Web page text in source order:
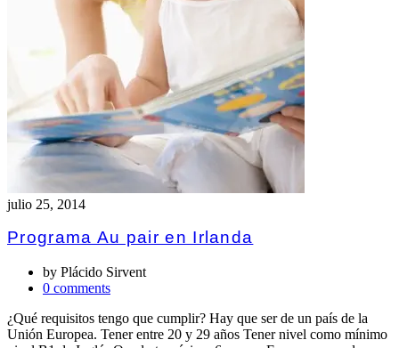
julio 25, 2014
Programa Au pair en Irlanda
by Plácido Sirvent
0 comments
¿Qué requisitos tengo que cumplir? Hay que ser de un país de la
Unión Europea. Tener entre 20 y 29 años Tener nivel como mínimo